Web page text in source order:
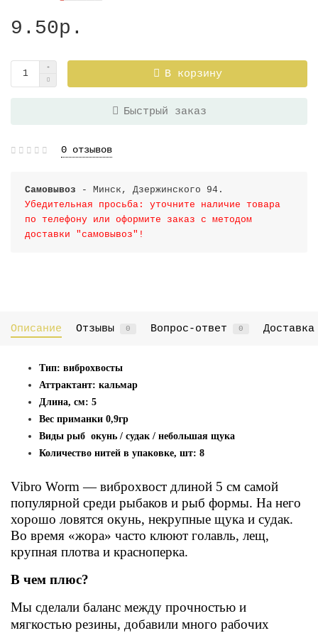
9.50р.
В корзину
Быстрый заказ
0 отзывов
Самовывоз - Минск, Дзержинского 94.
Убедительная просьба: уточните наличие товара
по телефону или оформите заказ с методом
доставки "самовывоз"!
Описание Отзывы 0 Вопрос-ответ 0
Тип: виброхвосты
Аттрактант: кальмар
Длина, см: 5
Вес приманки 0,9гр
Виды рыб окунь / судак / небольшая щука
Количество нитей в упаковке, шт: 8
Vibro Worm —виброхвост длиной 5 см самой
популярной среди рыбаков и рыб формы. На него
хорошо ловятся окунь, некрупные щука и судак.
Во время «жора» часто клюют голавль, лещ,
крупная плотва и красноперка.
В чем плюс?
Мы сделали баланс между прочностью и
мягкостью резины, добавили много рабочих